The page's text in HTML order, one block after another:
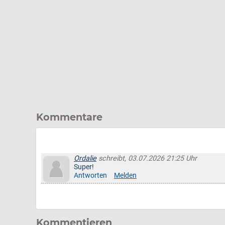
Kommentare
Ordalieschreibt, 03.07.2026 21:25 Uhr
Super!
Antworten
Melden
Kommentieren